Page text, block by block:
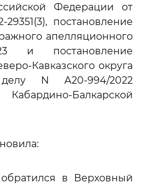
Федерации от
постановление
апелляционного
и постановление
Кавказского округа
N А20-994/2022
Балкарской
в Верховный